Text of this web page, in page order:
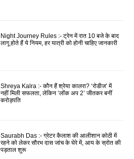
Night Journey Rules :- ट्रेन में रात 10 बजे के बाद
लागू होते हैं ये नियम, हर यात्री को होनी चाहिए जानकारी
Shreya Kalra :- कौन हैं श्रेया कालरा? ‘रोडीज’ में
नहीं मिली सफलता, लेकिन ‘लॉक अप 2’ जीतकर बनीं
करोड़पति
Saurabh Das :- ग्रेटर कैलाश की आलीशान कोठी में
रहने को लेकर सौरभ दास जांच के घेरे में, आय के स्रोत की
पड़ताल शुरू